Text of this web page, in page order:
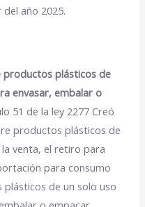
año 2025.
productos plásticos de
envasar, embalar o
51 de la ley 2277 Creó
productos plásticos de
venta, el retiro para
para consumo
de un solo uso